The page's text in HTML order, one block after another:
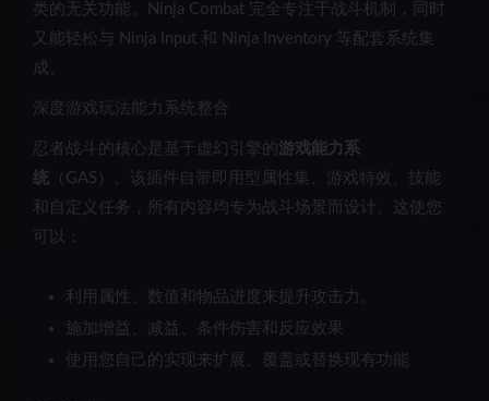
类的无关功能。Ninja Combat 完全专注于战斗机制，同时
又能轻松与 Ninja Input 和 Ninja Inventory 等配套系统集
成。
深度游戏玩法能力系统整合
忍者战斗的核心是基于虚幻引擎的 游戏能力系
统 （GAS）。该插件自带即用型属性集、游戏特效、技能
和自定义任务，所有内容均专为战斗场景而设计。这使您
可以：
利用属性、数值和物品进度来提升攻击力。
施加增益、减益、条件伤害和反应效果
使用您自己的实现来扩展、覆盖或替换现有功能